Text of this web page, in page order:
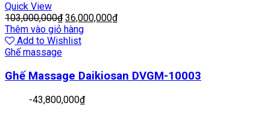
Quick View
103,000,000₫ 36,000,000₫
Thêm vào giỏ hàng
Add to Wishlist
Ghế massage
Ghế Massage Daikiosan DVGM-10003
-43,800,000₫